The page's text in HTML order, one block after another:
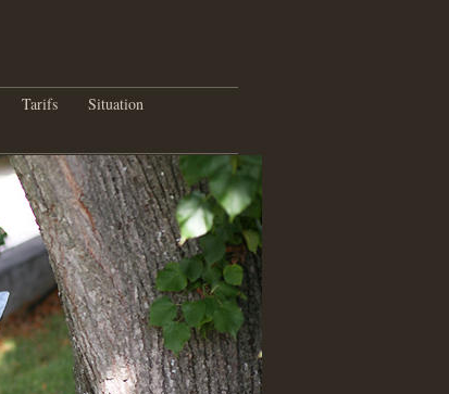
Tarifs
Situation